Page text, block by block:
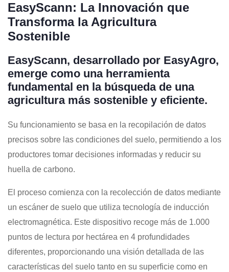
EasyScann: La Innovación que
Transforma la Agricultura
Sostenible
EasyScann, desarrollado por EasyAgro,
emerge como una herramienta
fundamental en la búsqueda de una
agricultura más sostenible y eficiente.
Su funcionamiento se basa en la recopilación de datos
precisos sobre las condiciones del suelo, permitiendo a los
productores tomar decisiones informadas y reducir su
huella de carbono.
El proceso comienza con la recolección de datos mediante
un escáner de suelo que utiliza tecnología de inducción
electromagnética. Este dispositivo recoge más de 1.000
puntos de lectura por hectárea en 4 profundidades
diferentes, proporcionando una visión detallada de las
características del suelo tanto en su superficie como en